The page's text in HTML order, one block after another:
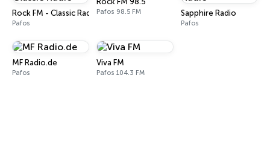
Rock FM - Classic Radio
Pafos
Pafos 98.5 FM Sapphire Radio
Pafos
MF Radio.de
Pafos
Viva FM
Pafos 104.3 FM